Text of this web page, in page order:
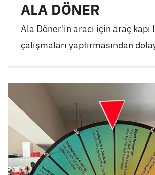
ALA DÖNER
Ala Döner'in aracı için araç kapı
çalışmaları yaptırmasından